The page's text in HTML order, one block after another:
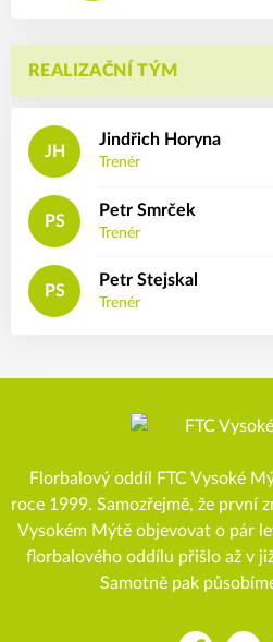
REALIZAČNÍ TÝM
JH
Jindřich Horyna
Trenér
PS
Petr Smrček
Trenér
PS
Petr Stejskal
Trenér
Florbalový oddíl FTC Vysoké
roce 1999. Samozřejmě, že první
Vysokém Mýtě objevovat o pár
florbalového oddílu přišlo až v
Samotně pak